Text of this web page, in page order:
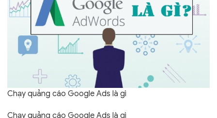
Chạy quảng cáo Google Ads là gì
Chạy quảng cáo Google Ads là gì